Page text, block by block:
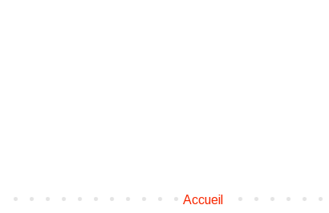
Accueil